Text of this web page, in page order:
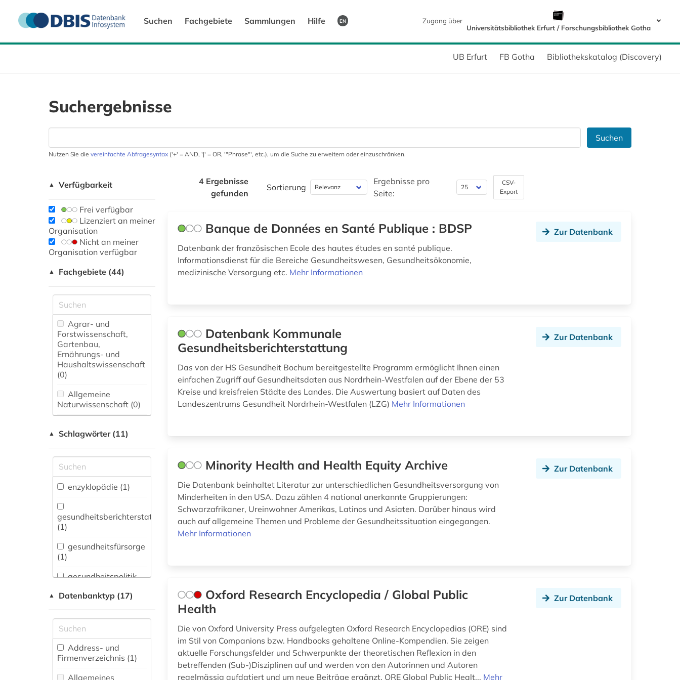
Suchen Fachgebiete Sammlungen Hilfe EN
Zugang über
Universitätsbibliothek Erfurt / Forschungsbibliothek Gotha
UB Erfurt FB Gotha Bibliothekskatalog (Discovery)
Suchergebnisse
Suchen
Nutzen Sie die vereinfachte Abfragesyntax ('+' = AND, '|' = OR, '"Phrase"', etc.), um die Suche zu erweitern oder einzuschränken.
▲ Verfügbarkeit
Frei verfügbar
Lizenziert an meiner
Organisation
Nicht an meiner
Organisation verfügbar
▲ Fachgebiete (44)
Agrar- und
Forstwissenschaft,
Gartenbau,
Ernährungs- und
Haushaltswissenschaft
(0)
Allgemeine
Naturwissenschaft (0)
fachübergreifende
Allgemeine und
vergleichende Sprach-
und
Literaturwissenschaft.
Indogermanistik.
Außereuropäische
Sprachen und
Anglistik.
Vermessungswesen (0)
Biologie,
Biotechnologie (0)
Buch- und
▲ Schlagwörter (11)
enzyklopädie (1)
gesundheitsberichterstattung
(1)
gesundheitsfürsorge
(1)
gesundheitspolitik
(1)
gesundheitswesen
(2)
gesundheitswissenschaften
▲ Datenbanktyp (17)
Address- und
Firmenverzeichnis (1)
Allgemeines
4 Ergebnisse
gefunden
Sortierung
Ergebnisse pro
Seite:
CSV-
Export
Banque de Données en Santé Publique : BDSP
Datenbank der französischen Ecole des hautes études en santé publique.
Informationsdienst für die Bereiche Gesundheitswesen, Gesundheitsökonomie,
medizinische Versorgung etc. Mehr Informationen
Zur Datenbank
Datenbank Kommunale
Gesundheitsberichterstattung
Das von der HS Gesundheit Bochum bereitgestellte Programm ermöglicht Ihnen einen
einfachen Zugriff auf Gesundheitsdaten aus Nordrhein-Westfalen auf der Ebene der 53
Kreise und kreisfreien Städte des Landes. Die Auswertung basiert auf Daten des
Landeszentrums Gesundheit Nordrhein-Westfalen (LZG) Mehr Informationen
Zur Datenbank
Minority Health and Health Equity Archive
Die Datenbank beinhaltet Literatur zur unterschiedlichen Gesundheitsversorgung von
Minderheiten in den USA. Dazu zählen 4 national anerkannte Gruppierungen:
Schwarzafrikaner, Ureinwohner Amerikas, Latinos und Asiaten. Darüber hinaus wird
auch auf allgemeine Themen und Probleme der Gesundheitssituation eingegangen.
Mehr Informationen
Zur Datenbank
Oxford Research Encyclopedia / Global Public
Health
Die von Oxford University Press aufgelegten Oxford Research Encyclopedias (ORE) sind
im Stil von Companions bzw. Handbooks gehaltene Online-Kompendien. Sie zeigen
aktuelle Forschungsfelder und Schwerpunkte der theoretischen Reflexion in den
betreffenden (Sub-)Disziplinen auf und werden von den Autorinnen und Autoren
regelmässig aufdatiert und um neue Beiträge ergänzt. ORE Global Public Healt... Mehr
Zur Datenbank